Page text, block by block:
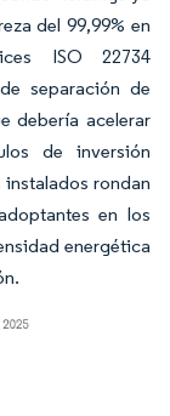
del 99,99% en
ISO 22734
separación de
debería acelerar
de inversión
rondan
en los
energética